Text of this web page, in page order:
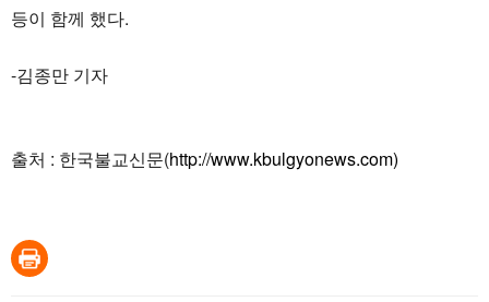
등이 함께 했다.
-김종만 기자
출처 : 한국불교신문(http://www.kbulgyonews.com)